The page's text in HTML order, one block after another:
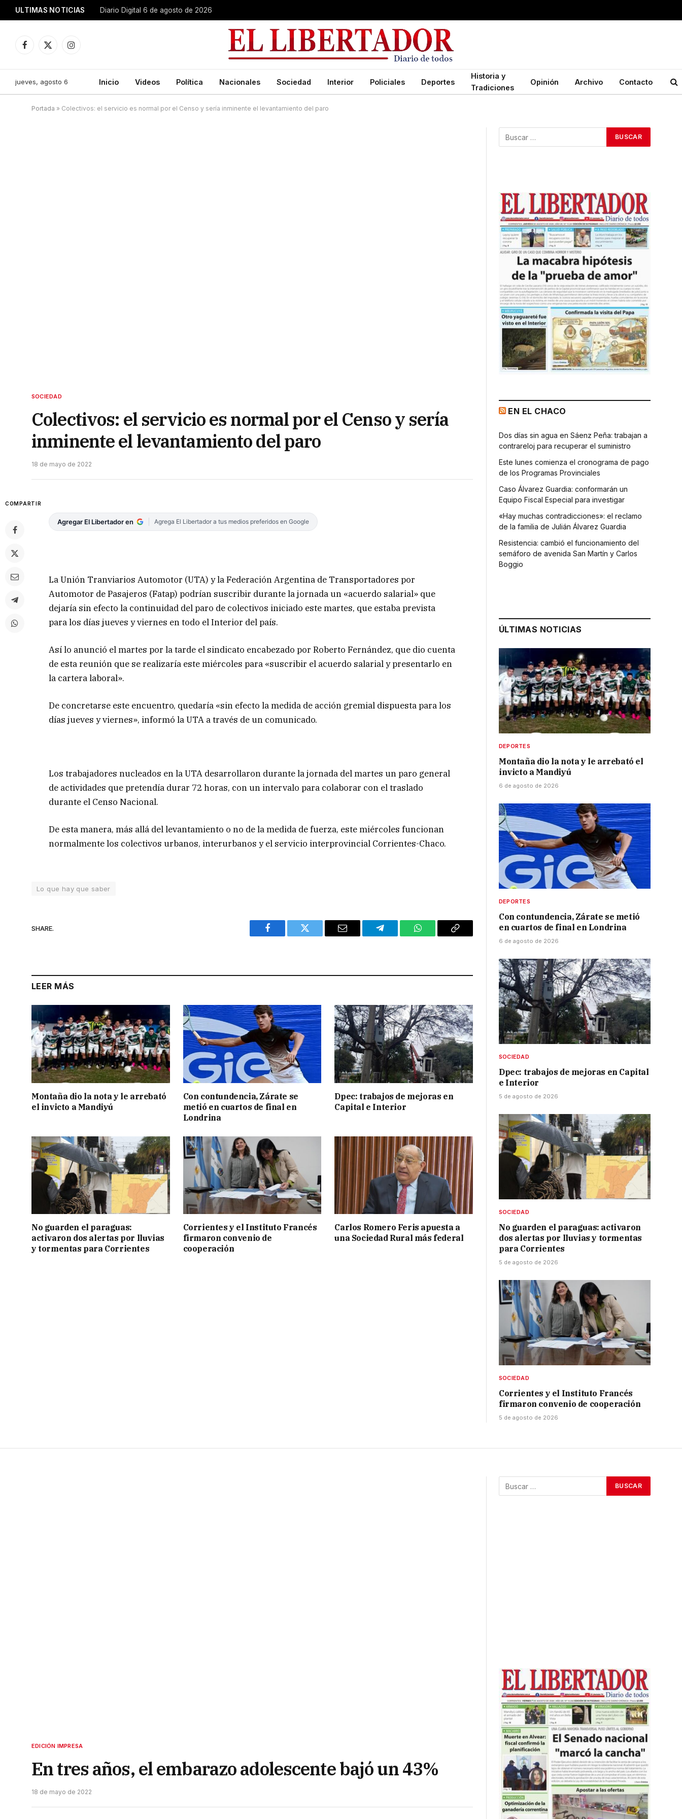
ULTIMAS NOTICIAS Diario Digital 6 de agosto de 2026
Facebook
X
Instagram
jueves, agosto 6 Inicio Videos Política Nacionales Sociedad Interior Policiales Deportes
Historia y
Tradiciones
Opinión Archivo Contacto
Portada » Colectivos: el servicio es normal por el Censo y sería inminente el levantamiento del paro
SOCIEDAD
Colectivos: el servicio es normal por el Censo y sería
inminente el levantamiento del paro
18 de mayo de 2022
COMPARTIR
Agregar El Libertador en Agrega El Libertador a tus medios preferidos en Google
La Unión Tranviarios Automotor (UTA) y la Federación Argentina de Transportadores por
Automotor de Pasajeros (Fatap) podrían suscribir durante la jornada un «acuerdo salarial» que
dejaría sin efecto la continuidad del paro de colectivos iniciado este martes, que estaba prevista
para los días jueves y viernes en todo el Interior del país.
Así lo anunció el martes por la tarde el sindicato encabezado por Roberto Fernández, que dio cuenta
de esta reunión que se realizaría este miércoles para «suscribir el acuerdo salarial y presentarlo en
la cartera laboral».
De concretarse este encuentro, quedaría «sin efecto la medida de acción gremial dispuesta para los
días jueves y viernes», informó la UTA a través de un comunicado.
Los trabajadores nucleados en la UTA desarrollaron durante la jornada del martes un paro general
de actividades que pretendía durar 72 horas, con un intervalo para colaborar con el traslado
durante el Censo Nacional.
De esta manera, más allá del levantamiento o no de la medida de fuerza, este miércoles funcionan
normalmente los colectivos urbanos, interurbanos y el servicio interprovincial Corrientes-Chaco.
Lo que hay que saber
SHARE.
Facebook Twitter Email Telegram WhatsAppCopy
LEER MÁS
Montaña dio la nota y le arrebató
el invicto a Mandiyú
Con contundencia, Zárate se
metió en cuartos de final en
Londrina
Dpec: trabajos de mejoras en
Capital e Interior
No guarden el paraguas:
activaron dos alertas por lluvias
y tormentas para Corrientes
Corrientes y el Instituto Francés
firmaron convenio de
cooperación
Carlos Romero Feris apuesta a
una Sociedad Rural más federal
EN EL CHACO
Dos días sin agua en Sáenz Peña: trabajan a
contrareloj para recuperar el suministro
Este lunes comienza el cronograma de pago
de los Programas Provinciales
Caso Álvarez Guardia: conformarán un
Equipo Fiscal Especial para investigar
«Hay muchas contradicciones»: el reclamo
de la familia de Julián Álvarez Guardia
Resistencia: cambió el funcionamiento del
semáforo de avenida San Martín y Carlos
Boggio
ÚLTIMAS NOTICIAS
DEPORTES
Montaña dio la nota y le arrebató el
invicto a Mandiyú
6 de agosto de 2026
DEPORTES
Con contundencia, Zárate se metió
en cuartos de final en Londrina
6 de agosto de 2026
SOCIEDAD
Dpec: trabajos de mejoras en Capital
e Interior
5 de agosto de 2026
SOCIEDAD
No guarden el paraguas: activaron
dos alertas por lluvias y tormentas
para Corrientes
5 de agosto de 2026
SOCIEDAD
Corrientes y el Instituto Francés
firmaron convenio de cooperación
5 de agosto de 2026
EDICIÓN IMPRESA
En tres años, el embarazo adolescente bajó un 43%
18 de mayo de 2022